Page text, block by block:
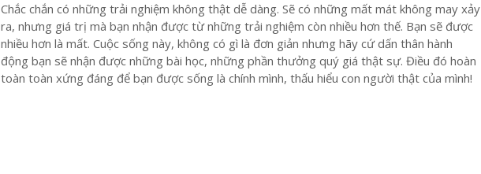
Chắc chắn có những trải nghiệm không thật dễ dàng. Sẽ có những mất mát không may xảy
ra, nhưng giá trị mà bạn nhận được từ những trải nghiệm còn nhiều hơn thế. Bạn sẽ được
nhiều hơn là mất. Cuộc sống này, không có gì là đơn giản nhưng hãy cứ dấn thân hành
động bạn sẽ nhận được những bài học, những phần thưởng quý giá thật sự. Điều đó hoàn
toàn toàn xứng đáng để bạn được sống là chính mình, thấu hiểu con người thật của mình!